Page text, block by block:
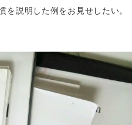
を説明した例をお見せしたい。